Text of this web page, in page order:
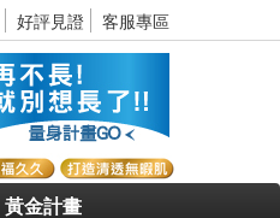
好評見證 客服專區
黃金計畫